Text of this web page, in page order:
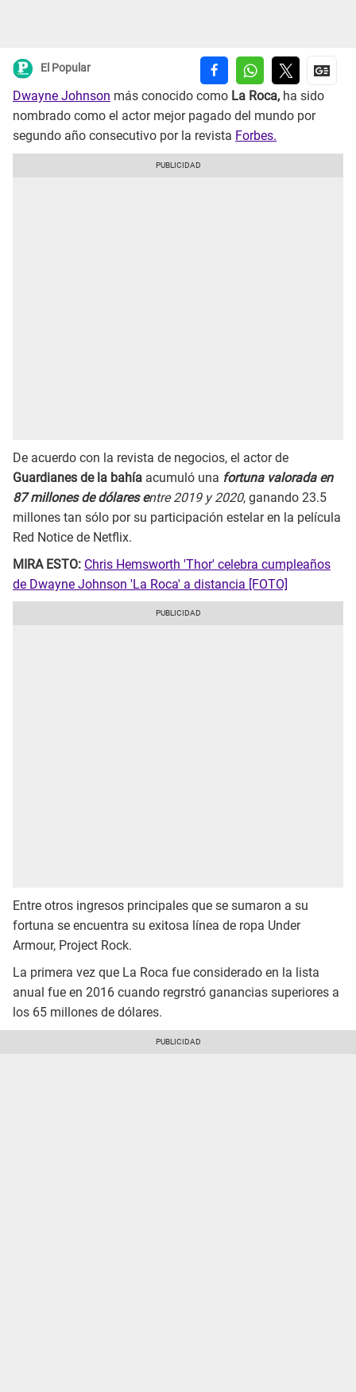
El Popular
Dwayne Johnson más conocido como La Roca, ha sido
nombrado como el actor mejor pagado del mundo por
segundo año consecutivo por la revista Forbes.
De acuerdo con la revista de negocios, el actor de
Guardianes de la bahía acumuló una fortuna valorada en
87 millones de dólares entre 2019 y 2020, ganando 23.5
millones tan sólo por su participación estelar en la película
Red Notice de Netflix.
MIRA ESTO: Chris Hemsworth 'Thor' celebra cumpleaños
de Dwayne Johnson 'La Roca' a distancia [FOTO]
Entre otros ingresos principales que se sumaron a su
fortuna se encuentra su exitosa línea de ropa Under
Armour, Project Rock.
La primera vez que La Roca fue considerado en la lista
anual fue en 2016 cuando regrstró ganancias superiores a
los 65 millones de dólares.